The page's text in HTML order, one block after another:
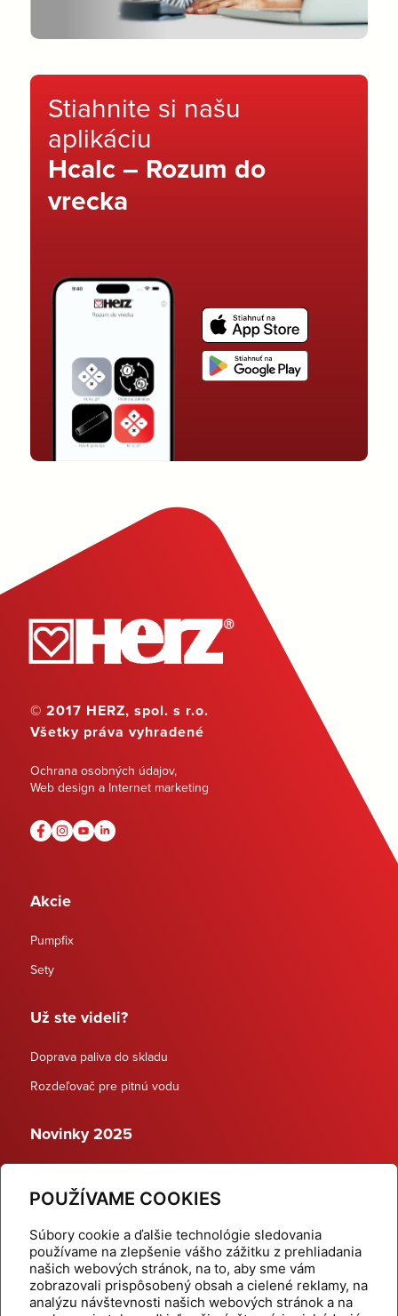
POUŽÍVAME COOKIES
Súbory cookie a ďalšie technológie sledovania
používame na zlepšenie vášho zážitku z prehliadania
našich webových stránok, na to, aby sme vám
zobrazovali prispôsobený obsah a cielené reklamy, na
analýzu návštevnosti našich webových stránok a na
Stiahnite si našu
aplikáciu
Hcalc – Rozum do
vrecka
© 2017 HERZ, spol. s r.o.
Všetky práva vyhradené
Ochrana osobných údajov,
Web design a Internet marketing
Akcie
Pumpfix
Sety
Už ste videli?
Doprava paliva do skladu
Rozdeľovač pre pitnú vodu
Novinky 2025
Dynamické termostatické ventily
Domov
Produkty